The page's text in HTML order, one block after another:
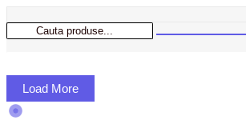
Load More